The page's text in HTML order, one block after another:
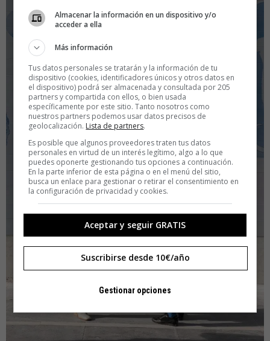
Almacenar la información en un dispositivo y/o
acceder a ella
Más información
Tus datos personales se tratarán y la información de tu
dispositivo (cookies, identificadores únicos y otros datos en
el dispositivo) podrá ser almacenada y consultada por 205
partners y compartida con ellos, o bien usada
específicamente por este sitio. Tanto nosotros como
nuestros partners podemos usar datos precisos de
geolocalización. Lista de partners.
Es posible que algunos proveedores traten tus datos
personales en virtud de un interés legítimo, algo a lo que
puedes oponerte gestionando tus opciones a continuación.
En la parte inferior de esta página o en el menú del sitio,
busca un enlace para gestionar o retirar el consentimiento en
la configuración de privacidad y cookies.
Aceptar y seguir GRATIS
Suscribirse desde 10€/año
Gestionar opciones